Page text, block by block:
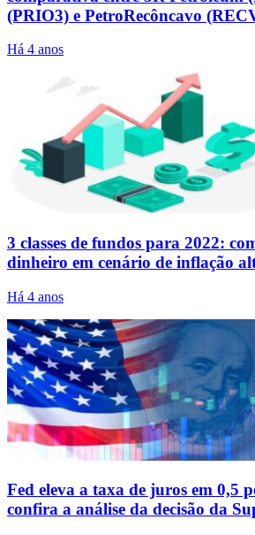
(PRIO3) e PetroRecôncavo
Há 4 anos
3 classes de fundos para 2022:
dinheiro em cenário de inflação
Há 4 anos
Fed eleva a taxa de juros em 0,5
confira a análise da decisão da